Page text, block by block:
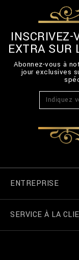
INSCRIVEZ-
EXTRA SUR
Abonnez-vous à
jour exclusives
ENTREPRISE
Monde de
SERVICE À LA